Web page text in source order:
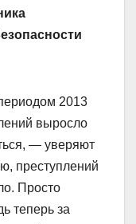
2013
выросло
— уверяют
преступлений
Просто
теперь за